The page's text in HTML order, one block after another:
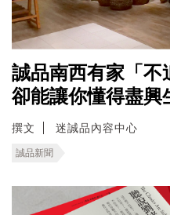
誠品南西有家「不
卻能讓你懂得盡興
撰文 迷誠品內容中心
誠品新聞